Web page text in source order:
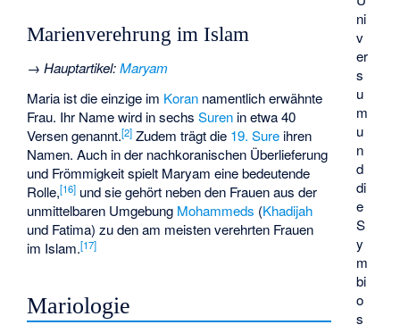
ni
v
er
s
u
m
u
n
d
di
e
S
y
m
bi
o
s
Marienverehrung im Islam
→Hauptartikel:Maryam
Maria ist die einzige im Koran namentlich erwähnte
Frau. Ihr Name wird in sechsSuren in etwa 40
Versen genannt.[2] Zudem trägt die 19. Sure ihren
Namen. Auch in der nachkoranischen Überlieferung
und Frömmigkeit spielt Maryam eine bedeutende
Rolle,[16] und sie gehört neben den Frauen aus der
unmittelbaren Umgebung Mohammeds (Khadijah
und Fatima) zu den am meisten verehrten Frauen
im Islam.[17]
Mariologie